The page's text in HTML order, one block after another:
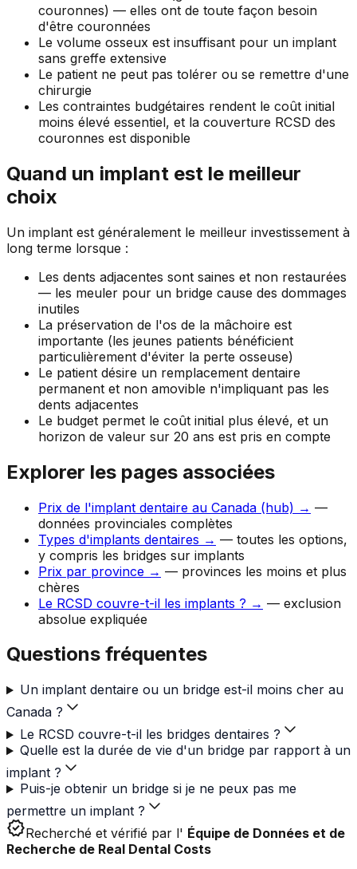
couronnes) — elles ont de toute façon besoin
d'être couronnées
Le volume osseux est insuffisant pour un implant
sans greffe extensive
Le patient ne peut pas tolérer ou se remettre d'une
chirurgie
Les contraintes budgétaires rendent le coût initial
moins élevé essentiel, et la couverture RCSD des
couronnes est disponible
Quand un implant est le meilleur
choix
Un implant est généralement le meilleur investissement à
long terme lorsque :
Les dents adjacentes sont saines et non restaurées
— les meuler pour un bridge cause des dommages
inutiles
La préservation de l'os de la mâchoire est
importante (les jeunes patients bénéficient
particulièrement d'éviter la perte osseuse)
Le patient désire un remplacement dentaire
permanent et non amovible n'impliquant pas les
dents adjacentes
Le budget permet le coût initial plus élevé, et un
horizon de valeur sur 20 ans est pris en compte
Explorer les pages associées
Prix de l'implant dentaire au Canada (hub) → —
données provinciales complètes
Types d'implants dentaires → — toutes les options,
y compris les bridges sur implants
Prix par province → — provinces les moins et plus
chères
Le RCSD couvre-t-il les implants ? → — exclusion
absolue expliquée
Questions fréquentes
Un implant dentaire ou un bridge est-il moins cher au
Canada ?
Le RCSD couvre-t-il les bridges dentaires ?
Quelle est la durée de vie d'un bridge par rapport à un
implant ?
Puis-je obtenir un bridge si je ne peux pas me
permettre un implant ?
verifiedRecherché et vérifié par l' Équipe de Données et de
Recherche de Real Dental Costs